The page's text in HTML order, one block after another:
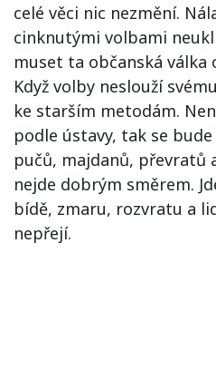
celé věci nic nezmění.
cinknutými volbami
muset ta občanská válka
Když volby neslouží
ke starším metodám.
podle ústavy, tak se
pučů, majdanů, převratů
nejde dobrým směrem.
bídě, zmaru, rozvratu a
nepřejí.